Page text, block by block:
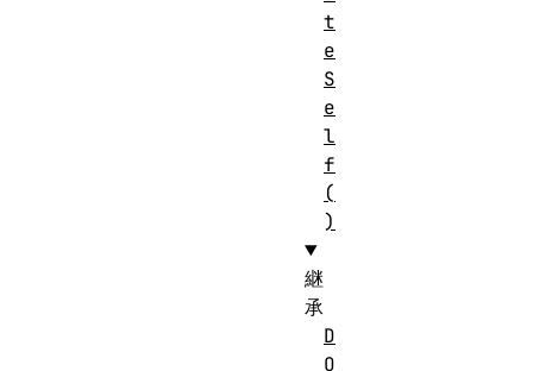
t
e
S
e
l
f
(
)
継
承
D
O